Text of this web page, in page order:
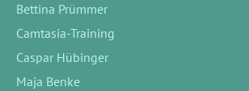
Bettina Prümmer
Camtasia-Training
Caspar Hübinger
Maja Benke